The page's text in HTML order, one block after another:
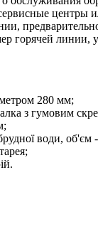
центры
горячей линии,
280 мм;
з гумовим
води, об'єм